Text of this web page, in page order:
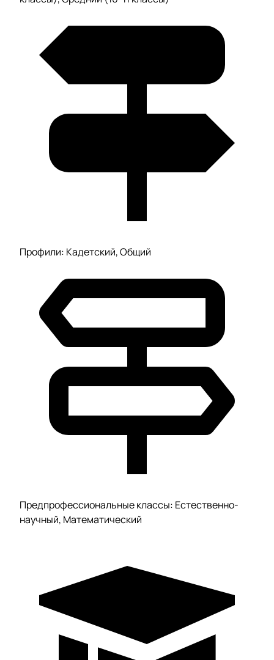
Профили: Кадетский, Общий
Предпрофессиональные классы: Естественно-
научный, Математический